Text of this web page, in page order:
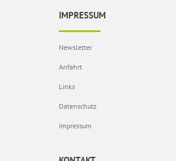
IMPRESSUM
Newsletter
Anfahrt
Links
Datenschutz
Impressum